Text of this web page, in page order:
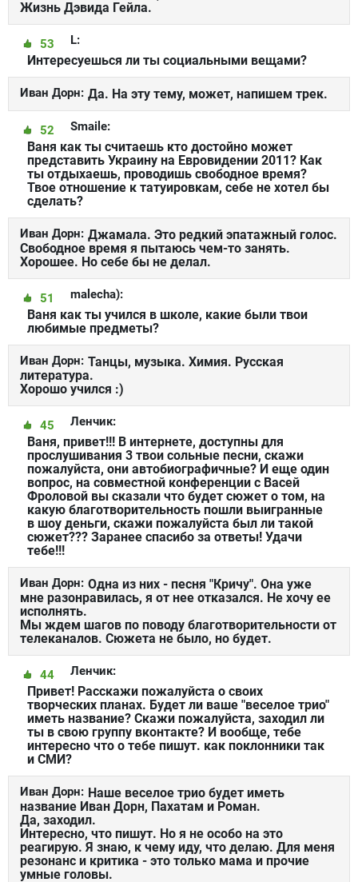
Жизнь Дэвида Гейла.
L:
53
Интересуешься ли ты социальными вещами?
Иван Дорн: Да. На эту тему, может, напишем трек.
Smaile:
52
Ваня как ты считаешь кто достойно может
представить Украину на Евровидении 2011? Как
ты отдыхаешь, проводишь свободное время?
Твое отношение к татуировкам, себе не хотел бы
сделать?
Иван Дорн: Джамала. Это редкий эпатажный голос.
Свободное время я пытаюсь чем-то занять.
Хорошее. Но себе бы не делал.
malecha):
51
Ваня как ты учился в школе, какие были твои
любимые предметы?
Иван Дорн: Танцы, музыка. Химия. Русская
литература.
Хорошо учился :)
Ленчик:
45
Ваня, привет!!! В интернете, доступны для
прослушивания 3 твои сольные песни, скажи
пожалуйста, они автобиографичные? И еще один
вопрос, на совместной конференции с Васей
Фроловой вы сказали что будет сюжет о том, на
какую благотворительность пошли выигранные
в шоу деньги, скажи пожалуйста был ли такой
сюжет??? Заранее спасибо за ответы! Удачи
тебе!!!
Иван Дорн: Одна из них - песня "Кричу". Она уже
мне разонравилась, я от нее отказался. Не хочу ее
исполнять.
Мы ждем шагов по поводу благотворительности от
телеканалов. Сюжета не было, но будет.
Ленчик:
44
Привет! Расскажи пожалуйста о своих
творческих планах. Будет ли ваше "веселое трио"
иметь название? Скажи пожалуйста, заходил ли
ты в свою группу вконтакте? И вообще, тебе
интересно что о тебе пишут. как поклонники так
и СМИ?
Иван Дорн: Наше веселое трио будет иметь
название Иван Дорн, Пахатам и Роман.
Да, заходил.
Интересно, что пишут. Но я не особо на это
реагирую. Я знаю, к чему иду, что делаю. Для меня
резонанс и критика - это только мама и прочие
умные головы.